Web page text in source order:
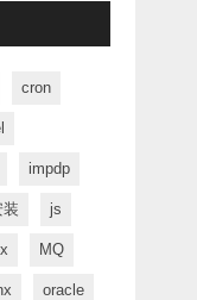
cron
impdp
js
MQ
oracle